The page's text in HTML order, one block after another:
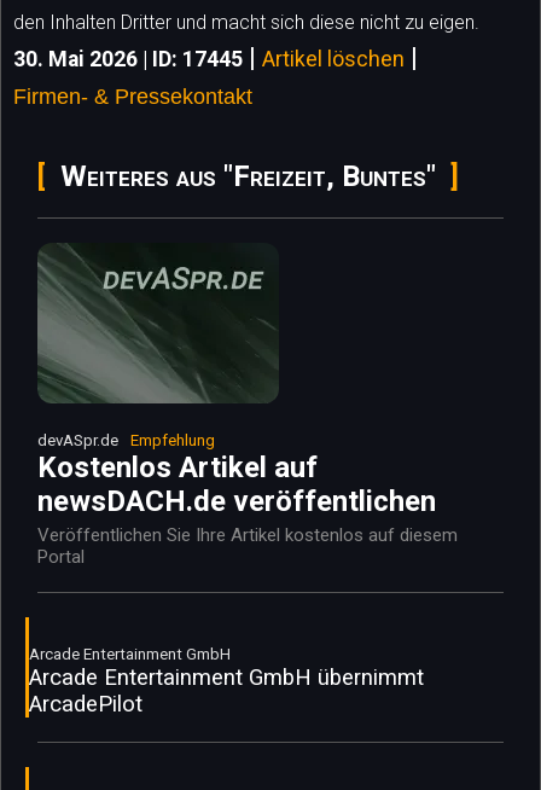
den Inhalten Dritter und macht sich diese nicht zu eigen.
30. Mai 2026 | ID: 17445 | Artikel löschen |
Firmen- & Pressekontakt
Weiteres aus "Freizeit, Buntes"
devASpr.de Empfehlung
Kostenlos Artikel auf
newsDACH.de veröffentlichen
Veröffentlichen Sie Ihre Artikel kostenlos auf diesem
Portal
Arcade Entertainment GmbH
Arcade Entertainment GmbH übernimmt
ArcadePilot